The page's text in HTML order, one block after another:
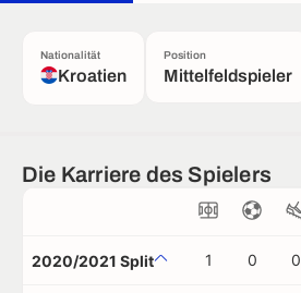
Nationalität
Kroatien
Position
Mittelfeldspieler
Die Karriere des Spielers
2020/2021 Split 1 0 0